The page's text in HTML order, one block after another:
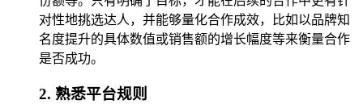
对性地挑选达人，并能够量化合作成效，比如以品牌知
名度提升的具体数值或销售额的增长幅度等来衡量合作
是否成功。
2. 熟悉平台规则